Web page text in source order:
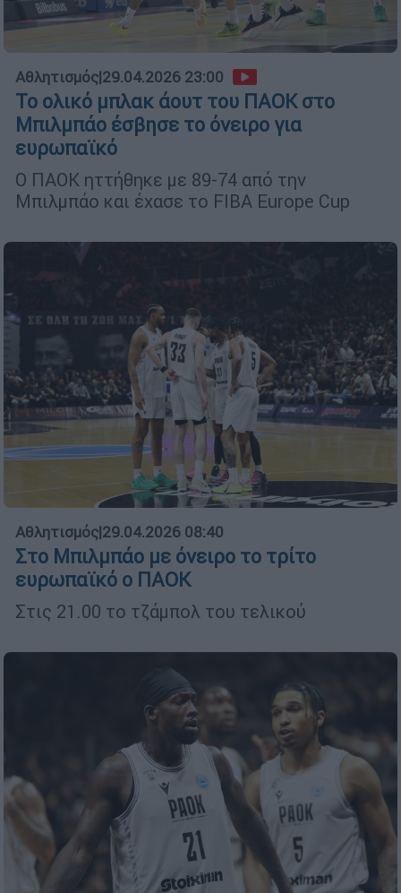
Αθλητισμός|29.04.2026 23:00
Το ολικό μπλακ άουτ του ΠΑΟΚ στο
Μπιλμπάο έσβησε το όνειρο για
ευρωπαϊκό
Ο ΠΑΟΚ ηττήθηκε με 89-74 από την
Μπιλμπάο και έχασε το FIBA Europe Cup
Αθλητισμός|29.04.2026 08:40
Στο Μπιλμπάο με όνειρο το τρίτο
ευρωπαϊκό ο ΠΑΟΚ
Στις 21.00 το τζάμπολ του τελικού